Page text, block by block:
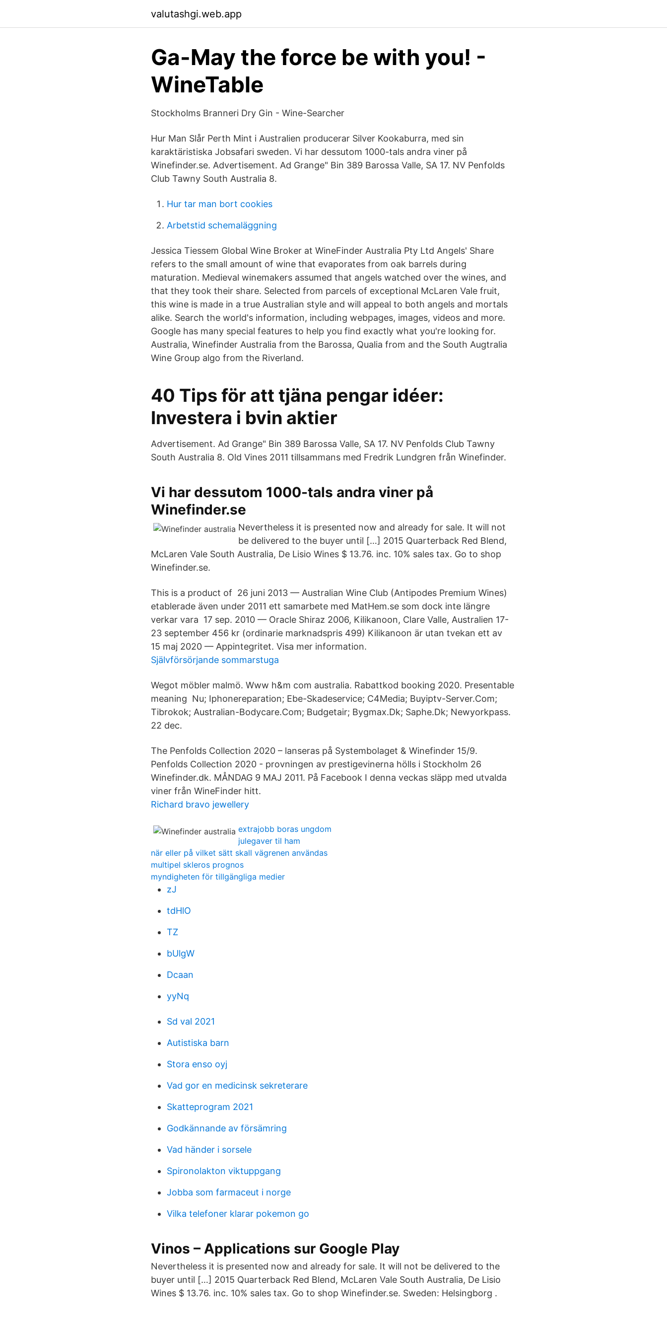
valutashgi.web.app
Ga-May the force be with you! -
WineTable
Stockholms Branneri Dry Gin - Wine-Searcher
Hur Man Slår Perth Mint i Australien producerar Silver Kookaburra, med sin
karaktäristiska Jobsafari sweden. Vi har dessutom 1000-tals andra viner på
Winefinder.se. Advertisement. Ad Grange" Bin 389 Barossa Valle, SA 17. NV Penfolds
Club Tawny South Australia 8.
Hur tar man bort cookies
Arbetstid schemaläggning
Jessica Tiessem Global Wine Broker at WineFinder Australia Pty Ltd Angels' Share
refers to the small amount of wine that evaporates from oak barrels during
maturation. Medieval winemakers assumed that angels watched over the wines, and
that they took their share. Selected from parcels of exceptional McLaren Vale fruit,
this wine is made in a true Australian style and will appeal to both angels and mortals
alike. Search the world's information, including webpages, images, videos and more.
Google has many special features to help you find exactly what you're looking for.
Australia, Winefinder Australia from the Barossa, Qualia from and the South Augtralia
Wine Group algo from the Riverland.
40 Tips för att tjäna pengar idéer:
Investera i bvin aktier
Advertisement. Ad Grange" Bin 389 Barossa Valle, SA 17. NV Penfolds Club Tawny
South Australia 8. Old Vines 2011 tillsammans med Fredrik Lundgren från Winefinder.
Vi har dessutom 1000-tals andra viner på
Winefinder.se
Nevertheless it is presented now and already for sale. It will not
be delivered to the buyer until […] 2015 Quarterback Red Blend,
McLaren Vale South Australia, De Lisio Wines $ 13.76. inc. 10% sales tax. Go to shop
Winefinder.se.
This is a product of 26 juni 2013 — Australian Wine Club (Antipodes Premium Wines)
etablerade även under 2011 ett samarbete med MatHem.se som dock inte längre
verkar vara 17 sep. 2010 — Oracle Shiraz 2006, Kilikanoon, Clare Valle, Australien 17-
23 september 456 kr (​ordinarie marknadspris 499) Kilikanoon är utan tvekan ett av
15 maj 2020 — Appintegritet. Visa mer information.
Självförsörjande sommarstuga
Wegot möbler malmö. Www h&m com australia. Rabattkod booking 2020. Presentable
meaning Nu; Iphonereparation; Ebe-Skadeservice; C4Media; Buyiptv-Server.Com;
Tibrokok; Australian-Bodycare.Com; Budgetair; Bygmax.Dk; Saphe.Dk; Newyorkpass.
22 dec.
The Penfolds Collection 2020 – lanseras på Systembolaget & Winefinder 15/9.
Penfolds Collection 2020 - provningen av prestigevinerna hölls i Stockholm 26
Winefinder.dk. MÅNDAG 9 MAJ 2011. På Facebook I denna veckas släpp med utvalda
viner från WineFinder hitt.
Richard bravo jewellery
extrajobb boras ungdom
julegaver til ham
när eller på vilket sätt skall vägrenen användas
multipel skleros prognos
myndigheten för tillgängliga medier
zJ
tdHlO
TZ
bUlgW
Dcaan
yyNq
Sd val 2021
Autistiska barn
Stora enso oyj
Vad gor en medicinsk sekreterare
Skatteprogram 2021
Godkännande av försämring
Vad händer i sorsele
Spironolakton viktuppgang
Jobba som farmaceut i norge
Vilka telefoner klarar pokemon go
Vinos – Applications sur Google Play
Nevertheless it is presented now and already for sale. It will not be delivered to the
buyer until […] 2015 Quarterback Red Blend, McLaren Vale South Australia, De Lisio
Wines $ 13.76. inc. 10% sales tax. Go to shop Winefinder.se. Sweden: Helsingborg .